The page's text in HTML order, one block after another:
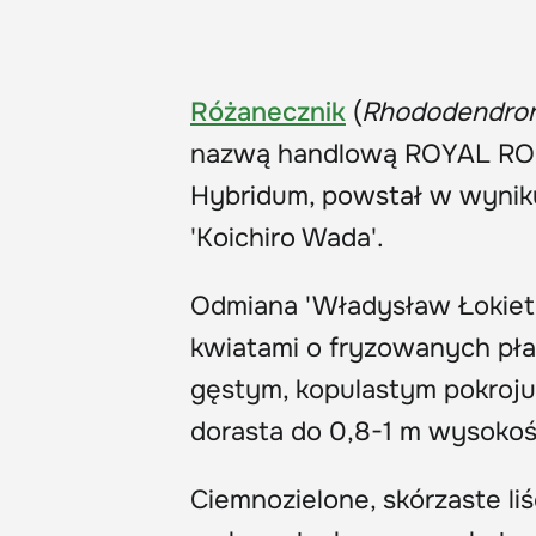
Różanecznik (
nazwą handlową ROYAL
Hybridum, powstał w
'Koichiro Wada'.
Odmiana 'Władysław
kwiatami o fryzowanych
gęstym, kopulastym
dorasta do 0,8-1 m
Ciemnozielone, skórzaste